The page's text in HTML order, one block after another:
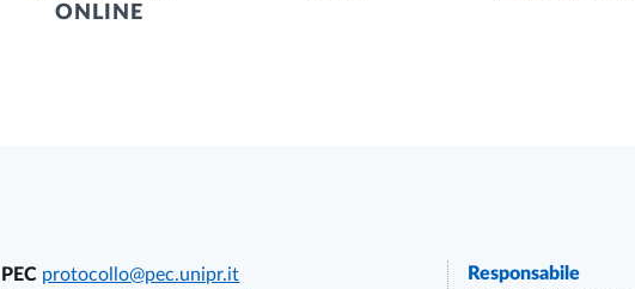
ONLINE
PEC protocollo@pec.unipr.it
Responsabile